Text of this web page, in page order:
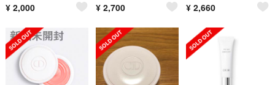
¥ 2,000 ¥ 2,700 ¥ 2,660